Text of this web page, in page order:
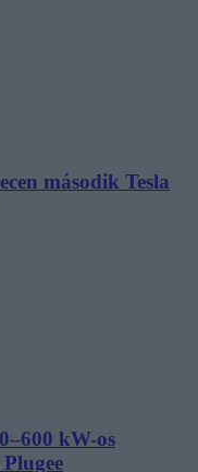
második Tesla
kW-os